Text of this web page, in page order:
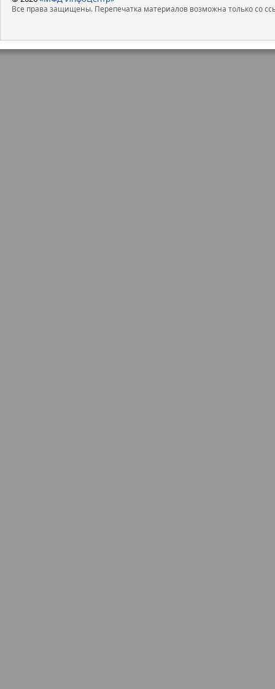
Все права защищены. Перепечатка материалов возможна только со